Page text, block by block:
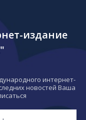
издание
интернет-
новостей Ваша